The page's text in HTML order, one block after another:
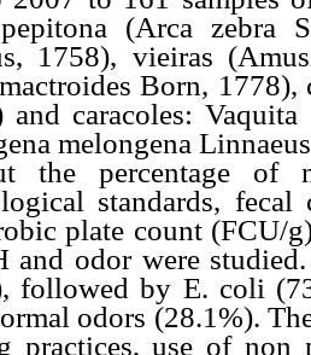
(Arca zebra
1758), vieiras
Born,
and caracoles:
melongena
the percentage of
standards,
plate count (FCU/
and odor were
followed by E. coli
odors (28.1%).
practices, use of